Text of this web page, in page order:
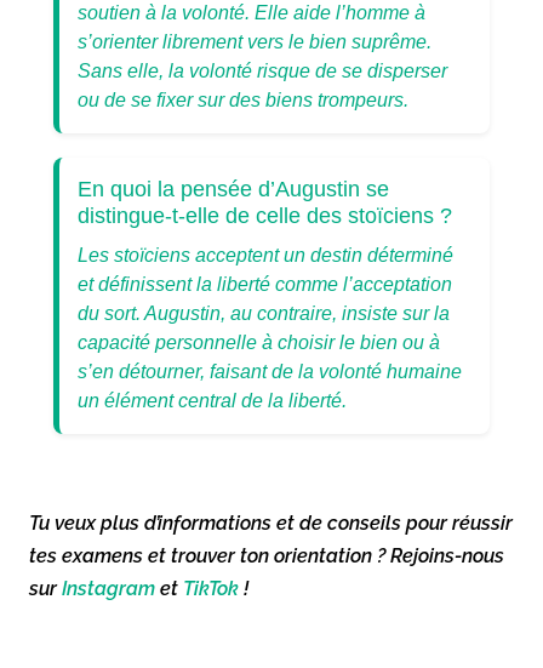
soutien à la volonté. Elle aide l’homme à
s’orienter librement vers le bien suprême.
Sans elle, la volonté risque de se disperser
ou de se fixer sur des biens trompeurs.
En quoi la pensée d’Augustin se
distingue-t-elle de celle des stoïciens ?
Les stoïciens acceptent un destin déterminé
et définissent la liberté comme l’acceptation
du sort. Augustin, au contraire, insiste sur la
capacité personnelle à choisir le bien ou à
s’en détourner, faisant de la volonté humaine
un élément central de la liberté.
Tu veux plus d’informations et de conseils pour réussir
tes examens et trouver ton orientation ? Rejoins-nous
surInstagram et TikTok !